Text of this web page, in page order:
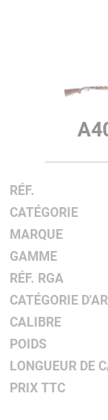
RÉF.
CATÉGORIE
MARQUE
GAMME
RÉF. RGA
CATÉGORIE
CALIBRE
POIDS
LONGUEUR DE
PRIX TTC